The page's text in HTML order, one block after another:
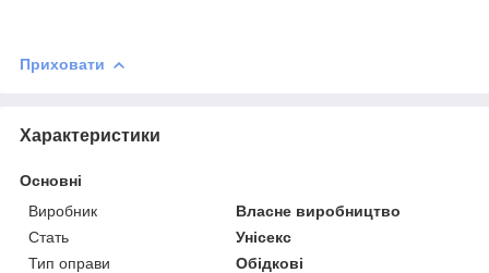
Приховати
Характеристики
Основні
Виробник
Власне виробництво
Стать
Унісекс
Тип оправи
Обідкові